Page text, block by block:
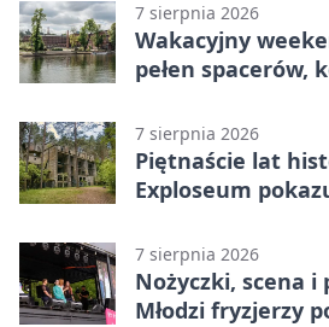
7 sierpnia 2026
Wakacyjny
pełen spacerów,
7 sierpnia 2026
Piętnaście lat
Exploseum
7 sierpnia 2026
Nożyczki, scena i
Młodzi fryzjerzy